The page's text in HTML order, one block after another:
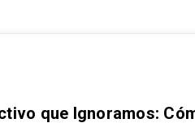
que Ignoramos: